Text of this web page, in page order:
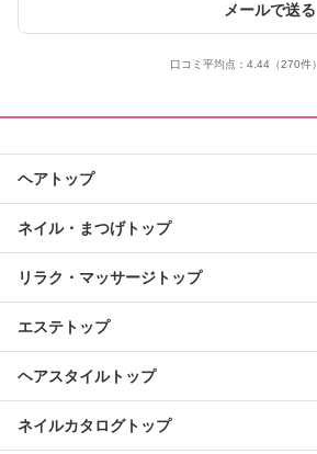
メールで送る
口コミ平均点： 4.44（270件）
ヘアトップ
ネイル・まつげトップ
リラク・マッサージトップ
エステトップ
ヘアスタイルトップ
ネイルカタログトップ